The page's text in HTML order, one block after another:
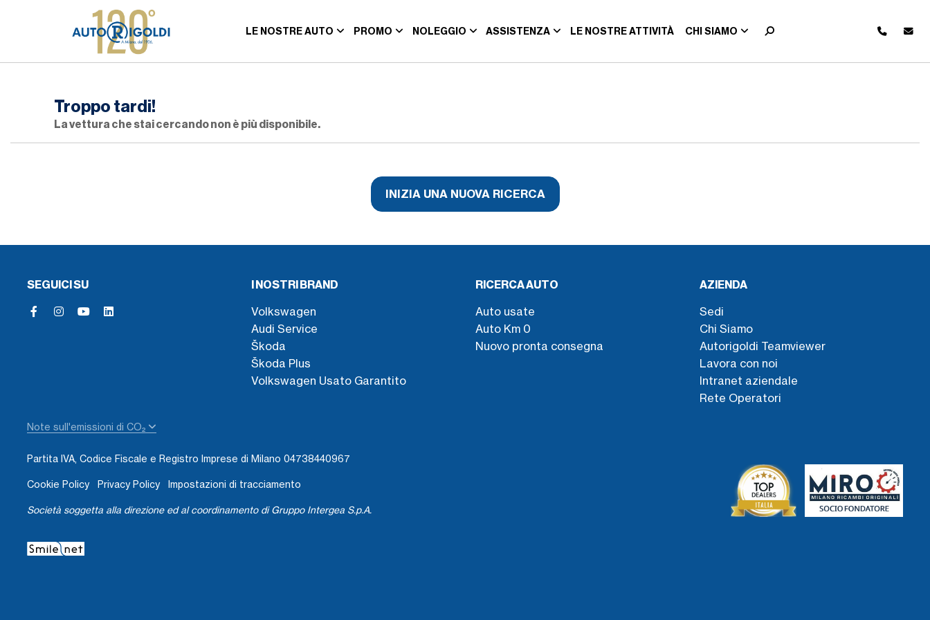
LE NOSTRE AUTO PROMO NOLEGGIO ASSISTENZA LE NOSTRE ATTIVITÀ CHI SIAMO
Troppo tardi!
La vettura che stai cercando non è più disponibile.
INIZIA UNA NUOVA RICERCA
SEGUICI SU I NOSTRI BRAND
Volkswagen
Audi Service
Škoda
Škoda Plus
Volkswagen Usato Garantito
RICERCA AUTO
Auto usate
Auto Km 0
Nuovo pronta consegna
AZIENDA
Sedi
Chi Siamo
Autorigoldi Teamviewer
Lavora con noi
Intranet aziendale
Rete Operatori
Note sull'emissioni di CO₂
Partita IVA, Codice Fiscale e Registro Imprese di Milano 04738440967
Cookie Policy Privacy Policy Impostazioni di tracciamento
Società soggetta alla direzione ed al coordinamento di Gruppo Intergea S.p.A.